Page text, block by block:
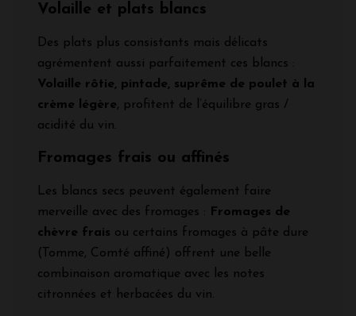
Volaille et plats blancs
Des plats plus consistants mais délicats
agrémentent aussi parfaitement ces blancs :
Volaille rôtie, pintade, suprême de poulet à la
crème légère, profitent de l’équilibre gras /
acidité du vin.
Fromages frais ou affinés
Les blancs secs peuvent également faire
merveille avec des fromages :
Fromages de
chèvre frais ou certains fromages à pâte dure
(Tomme, Comté affiné) offrent une belle
combinaison aromatique avec les notes
citronnées et herbacées du vin.